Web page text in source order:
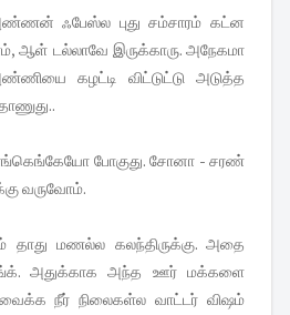
ஃபேஸ்ல புது சம்சாரம் கட்ன
ஆள் டல்லாவே இருக்காரு. அநேகமா
கழட்டி விட்டுட்டு அடுத்த
எங்கெங்கேயோ போகுது. சோனா - சரண்
வருவோம்.
தாது மணல்ல கலந்திருக்கு. அதை
அதுக்காக அந்த ஊர் மக்களை
நீர் நிலைகள்ல வாட்டர் விஷம்